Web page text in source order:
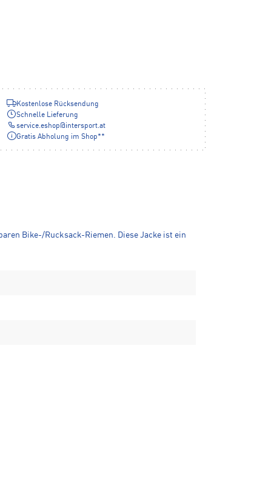
Kostenlose Rücksendung
Schnelle Lieferung
service.eshop@intersport.at
Gratis Abholung im Shop**
Bike-/Rucksack-Riemen. Diese Jacke ist ein